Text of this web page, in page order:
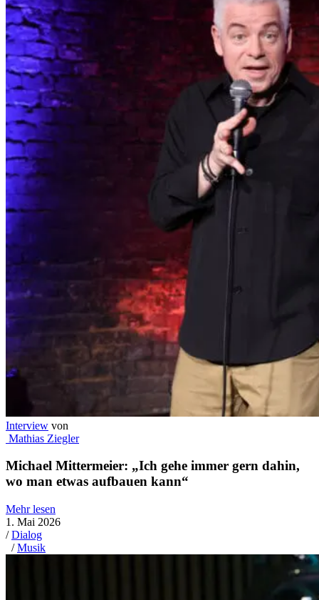
Interview von
Mathias Ziegler
Michael Mittermeier: „Ich gehe immer gern dahin,
wo man etwas aufbauen kann“
Mehr lesen
1. Mai 2026
/Dialog
/Musik